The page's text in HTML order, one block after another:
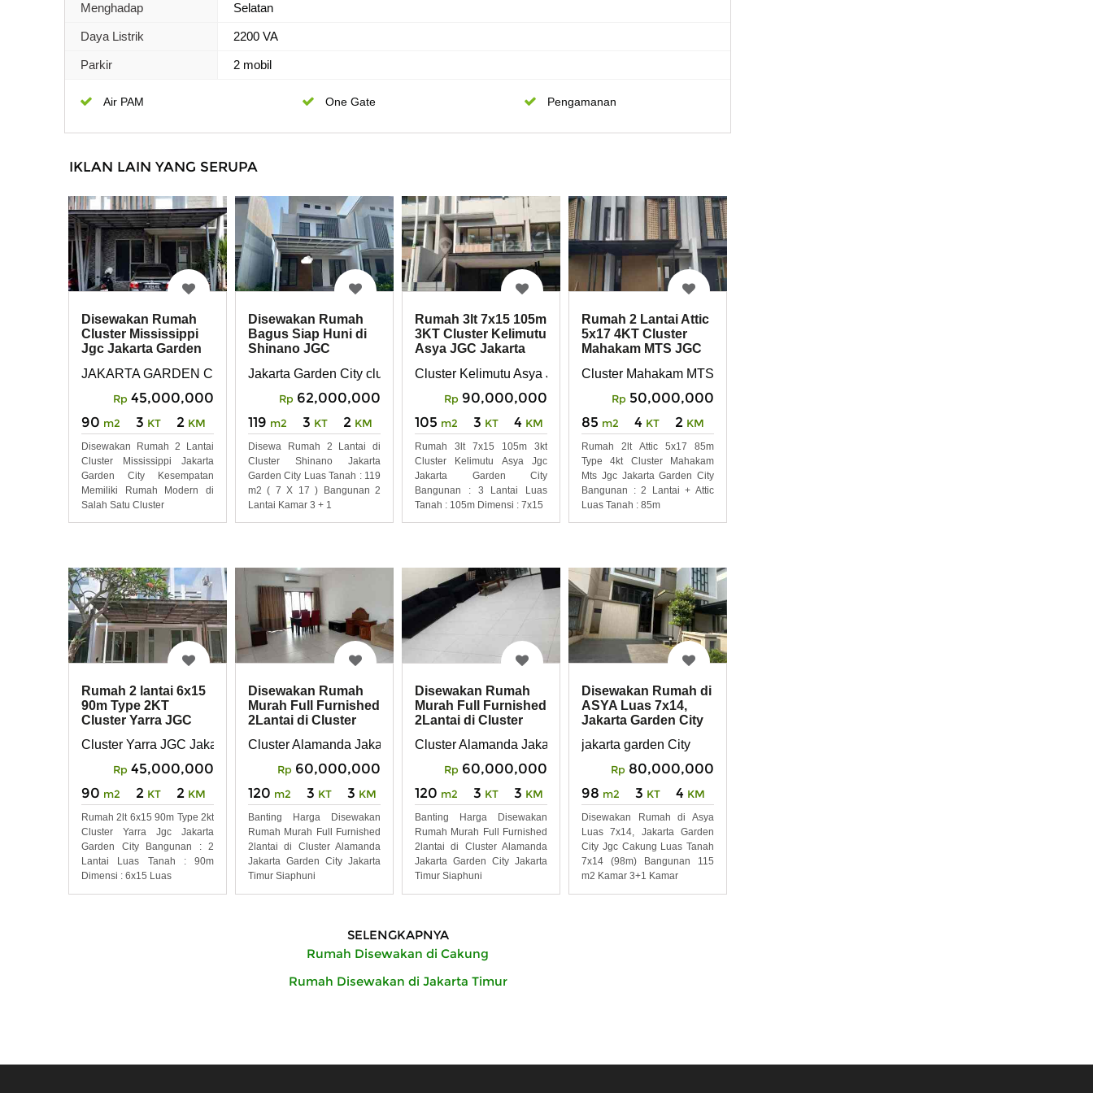
Menghadap Selatan
Daya Listrik 2200 VA
Parkir 2 mobil
Air PAM One Gate Pengamanan
IKLAN LAIN YANG SERUPA
Disewakan Rumah
Cluster Mississippi
Jgc Jakarta Garden
JAKARTA GARDEN CITY
Rp 45,000,000
90 m2 3 KT 2 KM
Disewakan Rumah 2 Lantai
Cluster Mississippi Jakarta
Garden City Kesempatan
Memiliki Rumah Modern di
Salah Satu Cluster
Disewakan Rumah
Bagus Siap Huni di
Shinano JGC
Jakarta Garden City cluster Shinano Cakung Jakarta Timur
Rp 62,000,000
119 m2 3 KT 2 KM
Disewa Rumah 2 Lantai di
Cluster Shinano Jakarta
Garden City Luas Tanah : 119
m2 ( 7 X 17 ) Bangunan 2
Lantai Kamar 3 + 1
Rumah 3lt 7x15 105m
3KT Cluster Kelimutu
Asya JGC Jakarta
Cluster Kelimutu Asya JGC Jakarta Garden City
Rp 90,000,000
105 m2 3 KT 4 KM
Rumah 3lt 7x15 105m 3kt
Cluster Kelimutu Asya Jgc
Jakarta Garden City
Bangunan : 3 Lantai Luas
Tanah : 105m Dimensi : 7x15
Rumah 2 Lantai Attic
5x17 4KT Cluster
Mahakam MTS JGC
Cluster Mahakam MTS JGC Jakarta Garden City
Rp 50,000,000
85 m2 4 KT 2 KM
Rumah 2lt Attic 5x17 85m
Type 4kt Cluster Mahakam
Mts Jgc Jakarta Garden City
Bangunan : 2 Lantai + Attic
Luas Tanah : 85m
Rumah 2 lantai 6x15
90m Type 2KT
Cluster Yarra JGC
Cluster Yarra JGC Jakarta Garden City
Rp 45,000,000
90 m2 2 KT 2 KM
Rumah 2lt 6x15 90m Type 2kt
Cluster Yarra Jgc Jakarta
Garden City Bangunan : 2
Lantai Luas Tanah : 90m
Dimensi : 6x15 Luas
Disewakan Rumah
Murah Full Furnished
2Lantai di Cluster
Cluster Alamanda Jakarta Garden City
Rp 60,000,000
120 m2 3 KT 3 KM
Banting Harga Disewakan
Rumah Murah Full Furnished
2lantai di Cluster Alamanda
Jakarta Garden City Jakarta
Timur Siaphuni
Disewakan Rumah
Murah Full Furnished
2Lantai di Cluster
Cluster Alamanda Jakarta Garden City
Rp 60,000,000
120 m2 3 KT 3 KM
Banting Harga Disewakan
Rumah Murah Full Furnished
2lantai di Cluster Alamanda
Jakarta Garden City Jakarta
Timur Siaphuni
Disewakan Rumah di
ASYA Luas 7x14,
Jakarta Garden City
jakarta garden City
Rp 80,000,000
98 m2 3 KT 4 KM
Disewakan Rumah di Asya
Luas 7x14, Jakarta Garden
City Jgc Cakung Luas Tanah
7x14 (98m) Bangunan 115
m2 Kamar 3+1 Kamar
SELENGKAPNYA
Rumah Disewakan di Cakung
Rumah Disewakan di Jakarta Timur